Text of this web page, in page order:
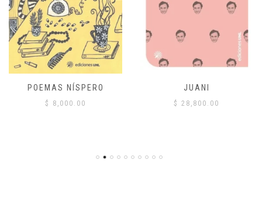
POEMAS NÍSPERO
$ 8,000.00
JUANI
$ 28,800.00